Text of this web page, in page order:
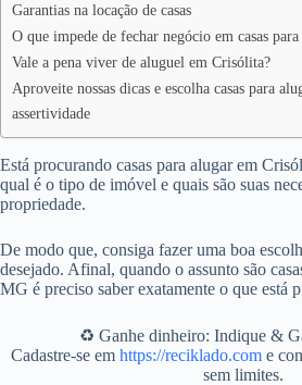
Garantias na locação de casas
O que impede de fechar negócio em casas
Vale a pena viver de aluguel em Crisólita?
Aproveite nossas dicas e escolha casas para
assertividade
Está procurando casas para alugar em
qual é o tipo de imóvel e quais são suas
propriedade.
De modo que, consiga fazer uma boa
desejado. Afinal, quando o assunto são
MG é preciso saber exatamente o que está
♻️ Ganhe dinheiro: Indique &
Cadastre-se em https://reciklado.come
sem limites.